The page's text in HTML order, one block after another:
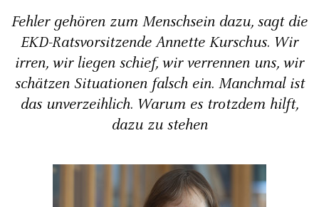
Fehler gehören zum Menschsein dazu, sagt die
EKD-Ratsvorsitzende Annette Kurschus. Wir
irren, wir liegen schief, wir verrennen uns, wir
schätzen Situationen falsch ein. Manchmal ist
das unverzeihlich. Warum es trotzdem hilft,
dazu zu stehen